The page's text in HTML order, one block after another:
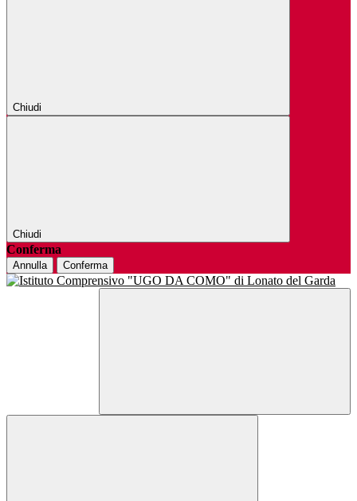
Chiudi
Chiudi
Conferma
Annulla Conferma